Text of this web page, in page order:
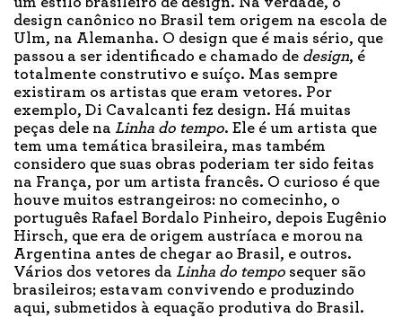
design canônico no Brasil tem origem na escola de
Ulm, na Alemanha. O design que é mais sério, que
passou a ser identificado e chamado de design, é
totalmente construtivo e suíço. Mas sempre
existiram os artistas que eram vetores. Por
exemplo, Di Cavalcanti fez design. Há muitas
peças dele na Linha do tempo. Ele é um artista que
tem uma temática brasileira, mas também
considero que suas obras poderiam ter sido feitas
na França, por um artista francês. O curioso é que
houve muitos estrangeiros: no comecinho, o
português Rafael Bordalo Pinheiro, depois Eugênio
Hirsch, que era de origem austríaca e morou na
Argentina antes de chegar ao Brasil, e outros.
Vários dos vetores da Linha do tempo sequer são
brasileiros; estavam convivendo e produzindo
aqui, submetidos à equação produtiva do Brasil.